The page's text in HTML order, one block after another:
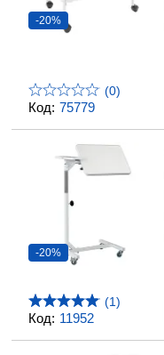
Код: 75779
-20%
(0)
Код: 11952
-20%
(1)